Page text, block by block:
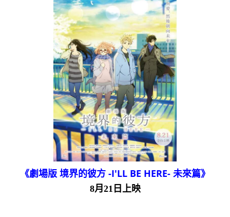
《劇場版 境界的彼方 -I'LL BE HERE- 未來篇》
8月21日上映